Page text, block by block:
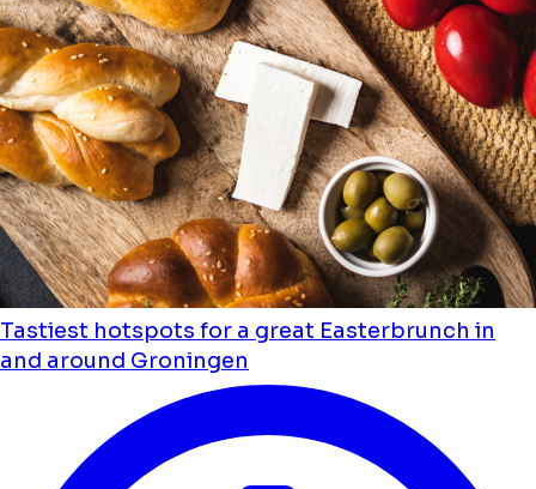
Tastiest hotspots for a great Easterbrunch in
and around Groningen